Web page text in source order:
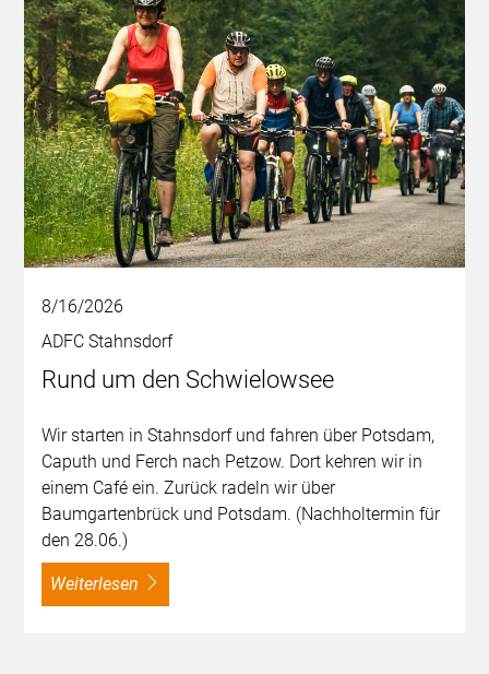
8/16/2026
ADFC Stahnsdorf
Rund um den Schwielowsee
Wir starten in Stahnsdorf und fahren über Potsdam,
Caputh und Ferch nach Petzow. Dort kehren wir in
einem Café ein. Zurück radeln wir über
Baumgartenbrück und Potsdam. (Nachholtermin für
den 28.06.)
weiterlesen